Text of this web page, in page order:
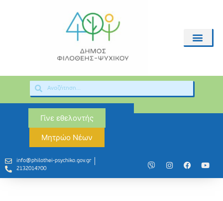
Γίνε εθελοντής
Μητρώο Νέων
info@philothei-psychiko.gov.gr
2132014700